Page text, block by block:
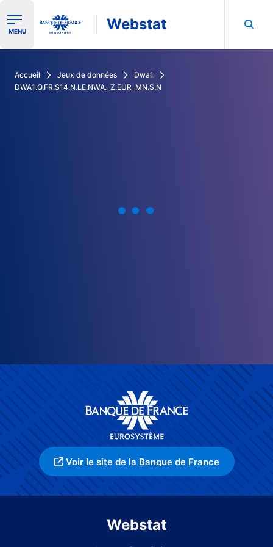
Ouvrir le menu de navigation
MENU Webstat
Accueil Jeux de données
Dwa1
DWA1.Q.FR.S14.N.LE.NWA._Z.EUR_MN.S.N
Voir le site de la Banque de France
Webstat